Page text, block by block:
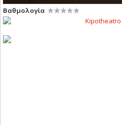
Βαθμολογία